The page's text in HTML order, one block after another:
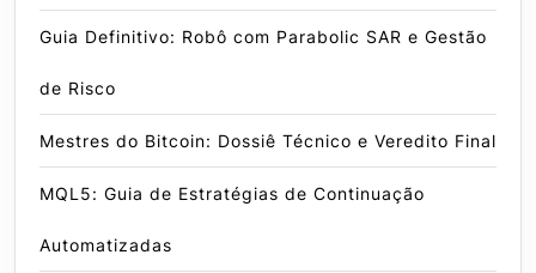
Guia Definitivo: Robô com Parabolic SAR e Gestão
de Risco
Mestres do Bitcoin: Dossiê Técnico e Veredito Final
MQL5: Guia de Estratégias de Continuação
Automatizadas